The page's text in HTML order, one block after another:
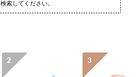
索してください。